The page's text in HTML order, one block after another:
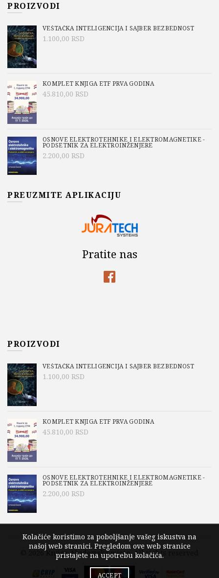
PROIZVODI
VEŠTAČKA INTELIGENCIJA I SAJBER BEZBEDNOST
1.100,00 RSD
KOMPLET KNJIGA ETF PRVA GODINA
45.810,00 RSD
OSNOVE ELEKTROTEHNIKE I ELEKTROMAGNETIKE -
PODSETNIK ZA ELEKTROINŽENJERE
2.200,00 RSD
PREUZMITE APLIKACIJU
Pratite nas
PROIZVODI
VEŠTAČKA INTELIGENCIJA I SAJBER BEZBEDNOST
1.100,00 RSD
KOMPLET KNJIGA ETF PRVA GODINA
45.810,00 RSD
OSNOVE ELEKTROTEHNIKE I ELEKTROMAGNETIKE -
PODSETNIK ZA ELEKTROINŽENJERE
2.200,00 RSD
© 2026 Knjige Akademska misao. All rights reserved
Kolačiće koristimo za poboljšanje vašeg iskustva na
našoj web stranici. Pregledom ove web stranice
pristajete na upotrebu kolačića.
ACCEPT